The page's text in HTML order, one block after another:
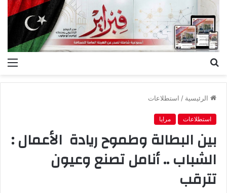
الرئيسية / استطلاعات
استطلاعات مرايا
بين البطالة وطموح ريادة الأعمال :
الشباب .. أنامل تصنع وعيون
تترقب